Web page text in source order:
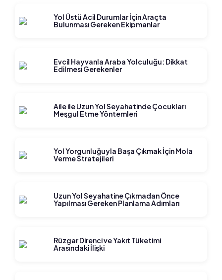
Yol Üstü Acil Durumlar İçin Araçta
Bulunması Gereken Ekipmanlar
Evcil Hayvanla Araba Yolculuğu: Dikkat
Edilmesi Gerekenler
Aile ile Uzun Yol Seyahatinde Çocukları
Meşgul Etme Yöntemleri
Yol Yorgunluğuyla Başa Çıkmak İçin Mola
Verme Stratejileri
Uzun Yol Seyahatine Çıkmadan Önce
Yapılması Gereken Planlama Adımları
Rüzgar Direnci ve Yakıt Tüketimi
Arasındaki İlişki